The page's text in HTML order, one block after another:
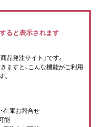
ると表示されます
品発注サイト」です。
ますと、こんな機能がご利用
。
在庫お問合せ
能